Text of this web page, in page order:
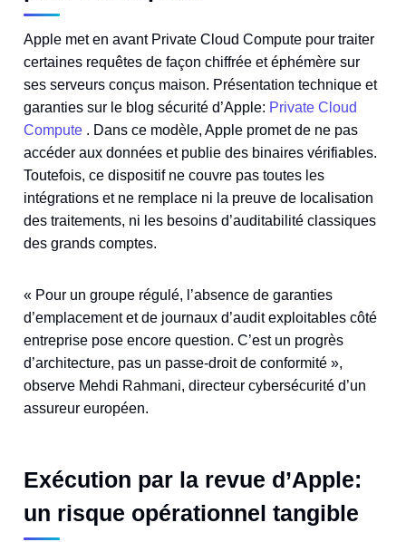
Apple met en avant Private Cloud Compute pour traiter
certaines requêtes de façon chiffrée et éphémère sur
ses serveurs conçus maison. Présentation technique et
garanties sur le blog sécurité d’Apple: Private Cloud
Compute . Dans ce modèle, Apple promet de ne pas
accéder aux données et publie des binaires vérifiables.
Toutefois, ce dispositif ne couvre pas toutes les
intégrations et ne remplace ni la preuve de localisation
des traitements, ni les besoins d’auditabilité classiques
des grands comptes.
« Pour un groupe régulé, l’absence de garanties
d’emplacement et de journaux d’audit exploitables côté
entreprise pose encore question. C’est un progrès
d’architecture, pas un passe-droit de conformité »,
observe Mehdi Rahmani, directeur cybersécurité d’un
assureur européen.
Exécution par la revue d’Apple:
un risque opérationnel tangible